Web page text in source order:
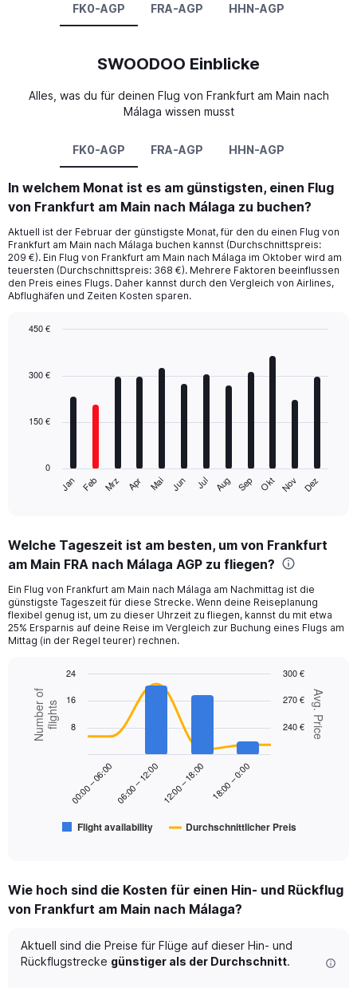
FK0-AGP FRA-AGP HHN-AGP
SWOODOO Einblicke
Alles, was du für deinen Flug von Frankfurt am Main nach
Málaga wissen musst
FK0-AGP FRA-AGP HHN-AGP
In welchem Monat ist es am günstigsten, einen Flug
von Frankfurt am Main nach Málaga zu buchen?
Aktuell ist der Februar der günstigste Monat, für den du einen Flug von
Frankfurt am Main nach Málaga buchen kannst (Durchschnittspreis:
209 €). Ein Flug von Frankfurt am Main nach Málaga im Oktober wird am
teuersten (Durchschnittspreis: 368 €). Mehrere Faktoren beeinflussen
den Preis eines Flugs. Daher kannst durch den Vergleich von Airlines,
Abflughäfen und Zeiten Kosten sparen.
with
The
Range:
12
The
chart
has
1
displaying
values.
Range:
Jan Feb Mrz Apr Mai Jun Jul Aug Sep Okt Nov Dez
0
150 €
300 €
450 €
Welche Tageszeit ist am besten, um von Frankfurt
am Main FRA nach Málaga AGP zu fliegen?
Ein Flug von Frankfurt am Main nach Málaga am Nachmittag ist die
günstigste Tageszeit für diese Strecke. Wenn deine Reiseplanung
flexibel genug ist, um zu dieser Uhrzeit zu fliegen, kannst du mit etwa
25% Ersparnis auf deine Reise im Vergleich zur Buchung eines Flugs am
Mittag (in der Regel teurer) rechnen.
Combination
chart
with
data
categories.
Range:
categories.
The
chart
Chart
graphic.
Avg. Price
Number offlights
Flight availability Durchschnittlicher Preis
00:00 – 06:00 06:00 – 12:00 12:00 – 18:00 18:00 – 0:00
240 €
270 €
300 €
8
16
24
Wie hoch sind die Kosten für einen Hin- und Rückflug
von Frankfurt am Main nach Málaga?
Aktuell sind die Preise für Flüge auf dieser Hin- und
Rückflugstrecke günstiger als der Durchschnitt.